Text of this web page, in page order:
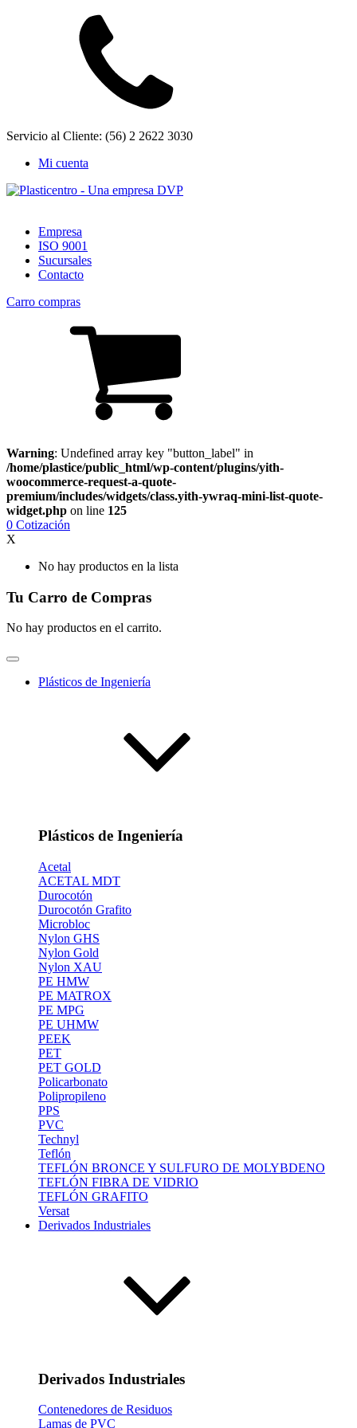
Servicio al Cliente: (56) 2 2622 3030
Mi cuenta
Empresa
ISO 9001
Sucursales
Contacto
Carro compras
Warning: Undefined array key "button_label" in
/home/plastice/public_html/wp-content/plugins/yith-
woocommerce-request-a-quote-
premium/includes/widgets/class.yith-ywraq-mini-list-quote-
widget.php on line 125
0 Cotización
X
No hay productos en la lista
Tu Carro de Compras
No hay productos en el carrito.
Plásticos de Ingeniería
Plásticos de Ingeniería
Acetal
ACETAL MDT
Durocotón
Durocotón Grafito
Microbloc
Nylon GHS
Nylon Gold
Nylon XAU
PE HMW
PE MATROX
PE MPG
PE UHMW
PEEK
PET
PET GOLD
Policarbonato
Polipropileno
PPS
PVC
Technyl
Teflón
TEFLÓN BRONCE Y SULFURO DE MOLYBDENO
TEFLÓN FIBRA DE VIDRIO
TEFLÓN GRAFITO
Versat
Derivados Industriales
Derivados Industriales
Contenedores de Residuos
Lamas de PVC